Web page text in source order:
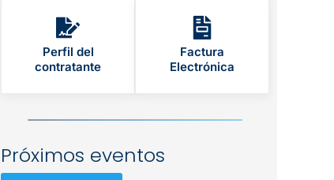
Perfil del
contratante
Factura
Electrónica
Próximos eventos